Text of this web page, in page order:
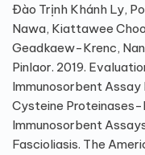
Đào Trịnh Khánh Ly,
Nawa, Kiattawee
Geadkaew-Krenc,
Pinlaor. 2019.
Immunosorbent
Cysteine
Immunosorbent
Fascioliasis. The